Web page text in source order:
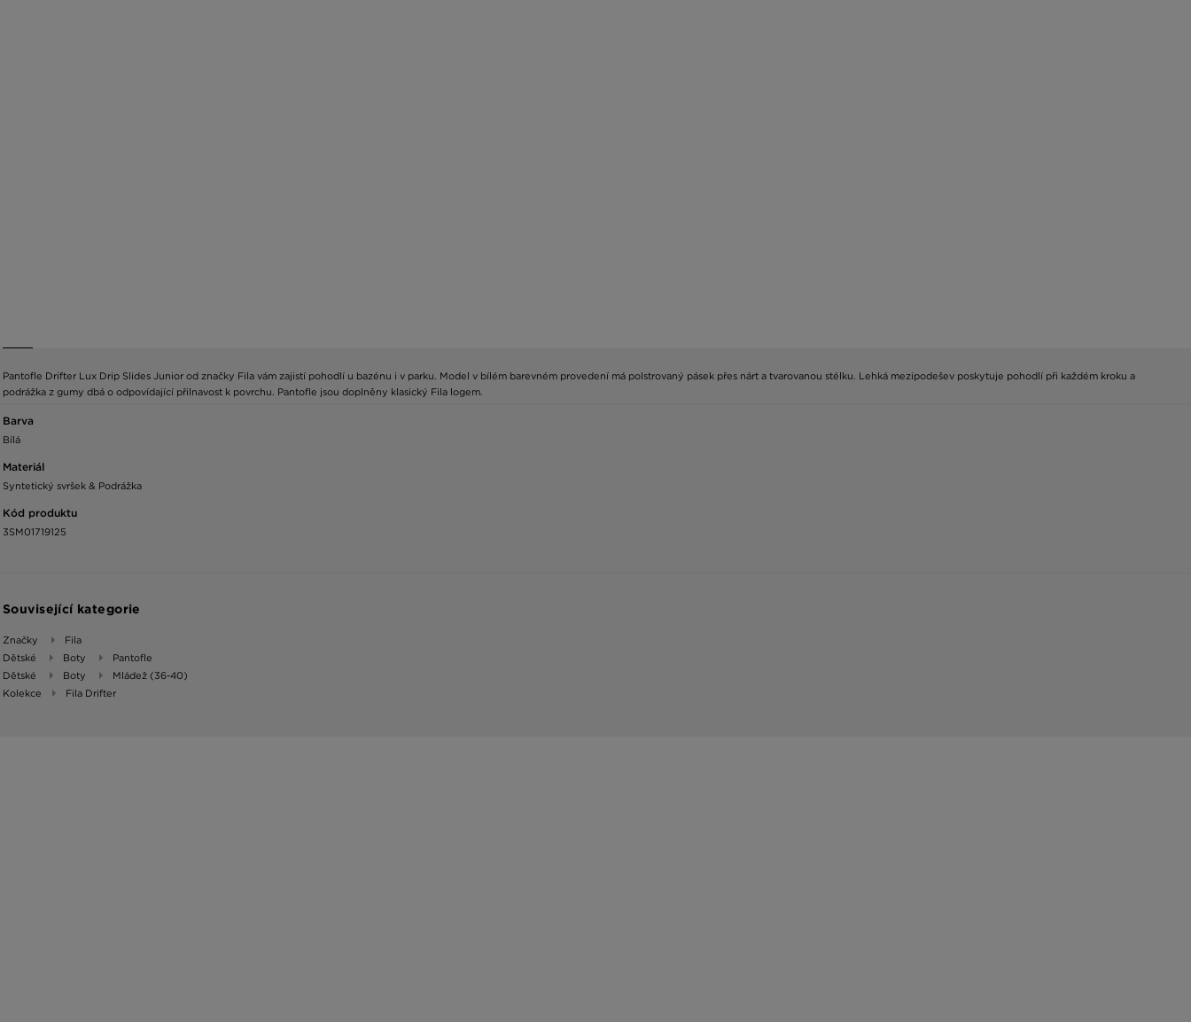
Pantofle Drifter Lux Drip Slides Junior od značky Fila vám zajistí pohodlí u bazénu i v parku. Model v bílém barevném provedení má polstrovaný pásek přes nárt a tvarovanou stélku. Lehká mezipodešev poskytuje pohodlí při každém kroku a
podrážka z gumy dbá o odpovídající přilnavost k povrchu. Pantofle jsou doplněny klasický Fila logem.
Barva
Bílá
Materiál
Syntetický svršek & Podrážka
Kód produktu
3SM01719125
Související kategorie
Značky
Fila
Dětské
Boty
Pantofle
Dětské
Boty
Mládež (36-40)
Kolekce
Fila Drifter